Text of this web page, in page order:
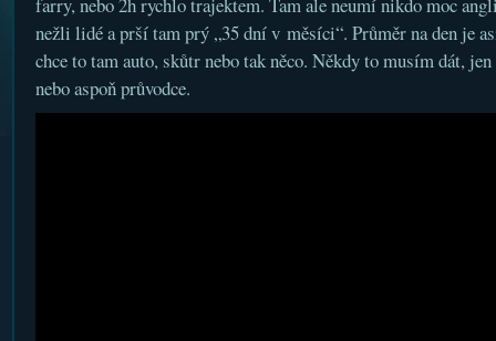
nežli lidé a prší tam prý „35 dní v měsíci“. Průměr na den je
chce to tam auto, skůtr nebo tak něco. Někdy to musím dát,
nebo aspoň průvodce.